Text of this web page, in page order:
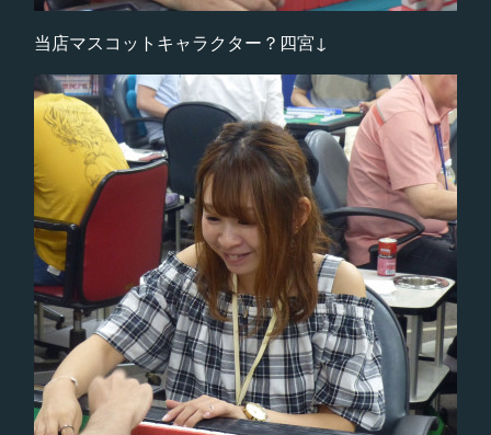
当店マスコットキャラクター？四宮↓